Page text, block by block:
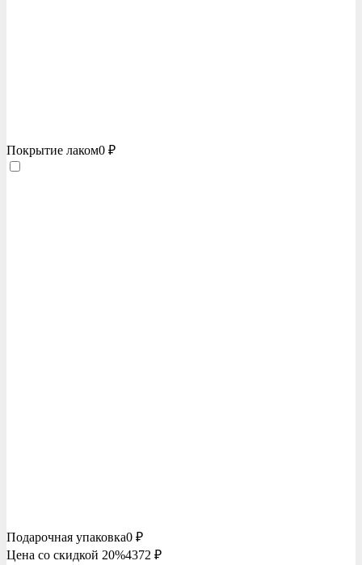
Покрытие лаком0 ₽
Подарочная упаковка0 ₽
Цена со скидкой 20%4372 ₽